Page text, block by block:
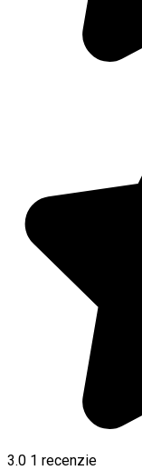
3.0 1 recenzie